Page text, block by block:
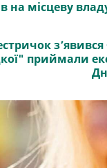
на місцеву
приймали